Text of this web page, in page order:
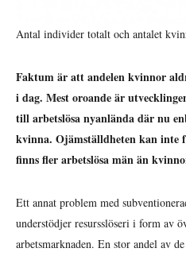
Antal individer totalt och antalet
Faktum är att andelen kvinnor
i dag. Mest oroande är
till arbetslösa nyanlända där nu
kvinna. Ojämställdheten kan inte
finns fler arbetslösa män än
Ett annat problem med
understödjer resursslöseri i form av
arbetsmarknaden. En stor andel av